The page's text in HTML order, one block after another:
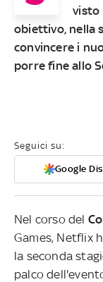
visto
obiettivo, nella
convincere i
porre fine allo
Seguici su:
Google
Nel corso del
Games, Netflix
la seconda
palco